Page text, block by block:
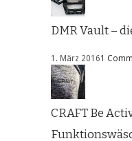
DMR Vault –
1. März 20161
CRAFT Be